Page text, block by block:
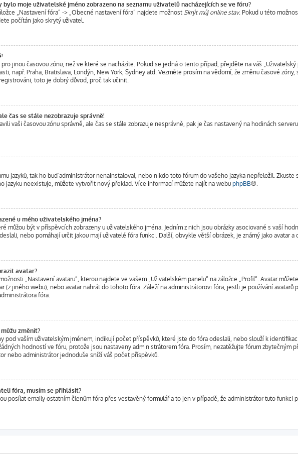
bylo moje uživatelské jméno zobrazeno na seznamu uživatelů nacházejících se ve fóru?
„Nastavení fóra“ -> „Obecné nastavení fóra“ najdete možnost Skrýt můj online stav. Pokud u této
počítán jako skrytý uživatel.
pro jinou časovou zónu, než ve které se nacházíte. Pokud se jedná o tento případ, přejděte na váš
např. Praha, Bratislava, Londýn, New York, Sydney atd. Vezměte prosím na vědomí, že změnu časové
toto je dobrý důvod, proč tak učinit.
čas se stále nezobrazuje správně!
vaši časovou zónu správně, ale čas se stále zobrazuje nesprávně, pak je čas nastavený na hodinách
jazyků, tak ho buď administrátor nenainstaloval, nebo nikdo toto fórum do vašeho jazyka nepřeložil.
jazyku neexistuje, můžete vytvořit nový překlad. Více informací můžete najít na webu phpBB®.
u mého uživatelského jména?
můžou být v příspěvcích zobrazeny u uživatelského jména. Jedním z nich jsou obrázky asociované s vaší
nebo pomáhají určit jakou mají uživatelé fóra funkci. Další, obvykle větší obrázek, je známý jako avatar
avatar?
„Nastavení avataru“, kterou najdete ve vašem „Uživatelském panelu“ na záložce „Profil“. Avatar
(z jiného webu), nebo avatar nahrát do tohoto fóra. Záleží na administrátorovi fóra, jestli je používání
fóra.
změnit?
pod vaším uživatelským jménem, indikují počet příspěvků, které jste do fóra odeslali, nebo slouží k
hodností ve fóru, protože jsou nastaveny administrátorem fóra. Prosím, nezatěžujte fórum
nebo administrátor jednoduše sníží váš počet příspěvků.
fóra, musím se přihlásit?
posílat emaily ostatním členům fóra přes vestavěný formulář a to jen v případě, že administrátor tuto funkci